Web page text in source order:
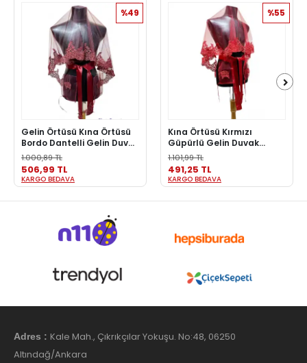
Gelin Örtüsü Kına Örtüsü
Bordo Dantelli Gelin Duvak
Eldiven ve Kuşak seti
KARGO BEDAVA
%49
1.000,89 TL
506,99 TL
Kına Örtüsü Kırmızı
Güpürlü Gelin Duvak
Kuşak Eldiven El Gülü Set
Gelin Örtü Kına Seti
KARGO BEDAVA
%55
1.101,99 TL
491,25 TL
Adres : Kale Mah., Çıkrıkçılar Yokuşu. No:48, 06250
Altındağ/Ankara